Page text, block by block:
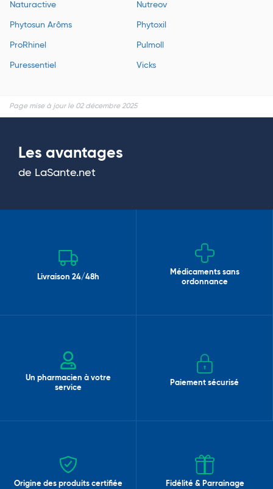
Naturactive Nutreov
Phytosun Arôms Phytoxil
ProRhinel Pulmoll
Puressentiel Vicks
Page mise à jour le 02 décembre 2025
Les avantages
de LaSante.net
Livraison 24/48h
Médicaments sans
ordonnance
Un pharmacien à votre
service
Paiement sécurisé
Origine des produits certifiée Fidélité & Parrainage